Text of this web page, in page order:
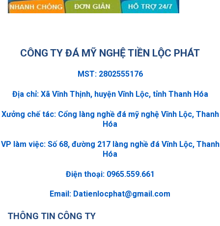
CÔNG TY ĐÁ MỸ NGHỆ TIỀN LỘC PHÁT
MST: 2802555176
Địa chỉ: Xã Vĩnh Thịnh, huyện Vĩnh Lộc, tỉnh Thanh Hóa
Xưởng chế tác: Cổng làng nghề đá mỹ nghệ Vĩnh Lộc, Thanh
Hóa
VP làm việc: Số 68, đường 217 làng nghề đá Vĩnh Lộc, Thanh
Hóa
Điện thoại: 0965.559.661
Email: Datienlocphat@gmail.com
THÔNG TIN CÔNG TY